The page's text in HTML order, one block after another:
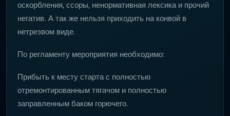
оскорбления, ссоры, ненормативная лексика и прочий
негатив. А так же нельзя приходить на конвой в
нетрезвом виде.
По регламенту мероприятия необходимо:
Прибыть к месту старта с полностью
отремонтированным тягачом и полностью
заправленным баком горючего.